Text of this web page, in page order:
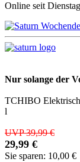
Online seit
Nur solange der
TCHIBO
l
UVP 39,99 €
29,99 €
Sie sparen: 10,00 €